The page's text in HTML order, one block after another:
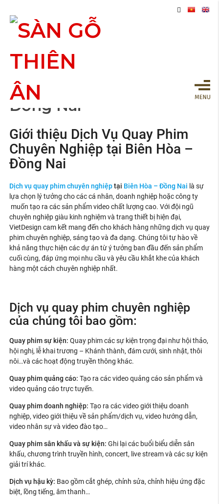
Quay Phim Chuyên
Nghiệp Tại Biên Hòa
Đồng Nai
Giới thiệu Dịch Vụ Quay Phim
Chuyên Nghiệp tại Biên Hòa –
Đồng Nai
Dịch vụ quay phim chuyên nghiệptại Biên Hòa – Đồng Nai là sự
lựa chọn lý tưởng cho các cá nhân, doanh nghiệp hoặc công ty
muốn tạo ra các sản phẩm video chất lượng cao. Với đội ngũ
chuyên nghiệp giàu kinh nghiệm và trang thiết bị hiện đại,
VietDesign cam kết mang đến cho khách hàng những dịch vụ quay
phim chuyên nghiệp, sáng tạo và đa dạng. Chúng tôi tự hào về
khả năng thực hiện các dự án từ ý tưởng ban đầu đến sản phẩm
cuối cùng, đáp ứng mọi nhu cầu và yêu cầu khắt khe của khách
hàng một cách chuyên nghiệp nhất.
Dịch vụ quay phim chuyên nghiệp
của chúng tôi bao gồm:
Quay phim sự kiện: Quay phim các sự kiện trọng đại như hội thảo,
hội nghị, lễ khai trương – Khánh thành, đám cưới, sinh nhật, thôi
nôi…và các hoạt động truyền thông khác.
Quay phim quảng cáo: Tạo ra các video quảng cáo sản phẩm và
video quảng cáo trực tuyến.
Quay phim doanh nghiệp: Tạo ra các video giới thiệu doanh
nghiệp, video giới thiệu về sản phẩm/dịch vụ, video hướng dẫn,
video nhân sự và video đào tạo…
Quay phim sân khấu và sự kiện: Ghi lại các buổi biểu diễn sân
khấu, chương trình truyền hình, concert, live stream và các sự kiện
giải trí khác.
Dịch vụ hậu kỳ: Bao gồm cắt ghép, chỉnh sửa, chỉnh hiệu ứng đặc
biệt, lồng tiếng, âm thanh…